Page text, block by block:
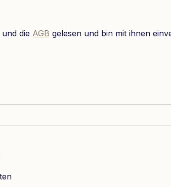
die AGB gelesen und bin mit ihnen